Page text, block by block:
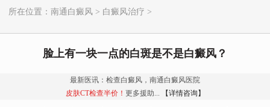
所在位置： 南通白癜风 > 白癜风治疗 >
脸上有一块一点的白斑是不是白癜风？
最新医讯：检查白癜风，南通白癜风医院
皮肤CT检查半价！ 更多援助... 【详情咨询】